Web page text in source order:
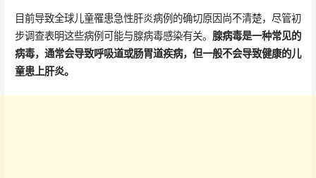
目前导致全球儿童罹患急性肝炎病例的确切原因尚不清楚，尽管初
步调查表明这些病例可能与腺病毒感染有关。 腺病毒是一种常见的
病毒，通常会导致呼吸道或肠胃道疾病，但一般不会导致健康的儿
童患上肝炎。